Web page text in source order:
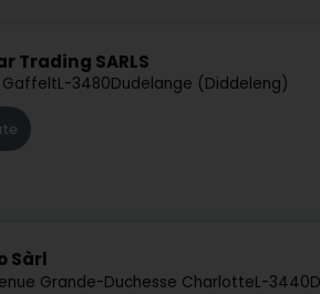
Trading SARLS
GaffeltL-3480Dudelange (Diddeleng)
Sàrl
Grande-Duchesse CharlotteL-3440